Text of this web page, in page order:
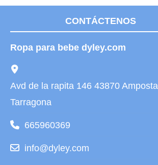
CONTÁCTENOS
Ropa para bebe dyley.com
Avd de la rapita 146 43870 Amposta
Tarragona
665960369
info@dyley.com